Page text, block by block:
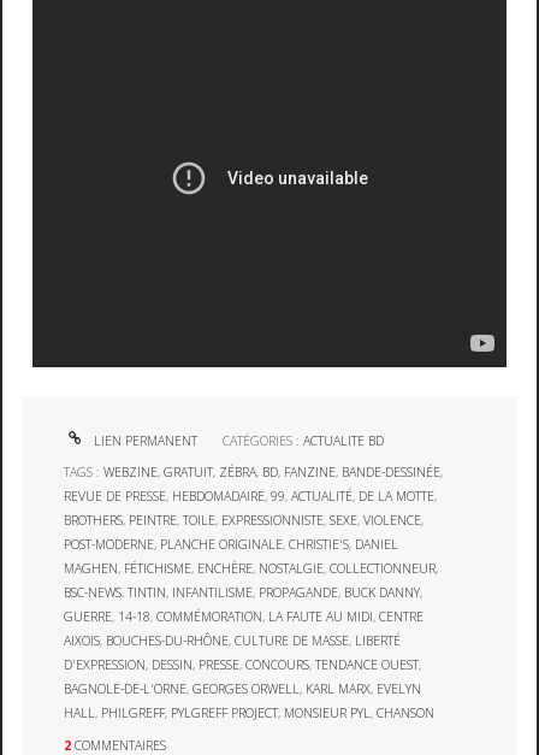
LIEN PERMANENT CATÉGORIES :ACTUALITE BD
TAGS :WEBZINE,GRATUIT, ZÉBRA, BD, FANZINE, BANDE-DESSINÉE,
REVUE DE PRESSE, HEBDOMADAIRE,99,ACTUALITÉ, DE LA MOTTE,
BROTHERS, PEINTRE,TOILE, EXPRESSIONNISTE,SEXE,VIOLENCE,
POST-MODERNE, PLANCHE ORIGINALE,CHRISTIE'S, DANIEL
MAGHEN, FÉTICHISME, ENCHÈRE, NOSTALGIE,COLLECTIONNEUR,
BSC-NEWS,TINTIN, INFANTILISME, PROPAGANDE, BUCK DANNY,
GUERRE, 14-18,COMMÉMORATION, LA FAUTE AU MIDI,CENTRE
AIXOIS, BOUCHES-DU-RHÔNE,CULTURE DE MASSE, LIBERTÉ
D'EXPRESSION, DESSIN, PRESSE,CONCOURS,TENDANCE OUEST,
BAGNOLE-DE-L'ORNE,GEORGES ORWELL, KARL MARX, EVELYN
HALL, PHILGREFF, PYLGREFF PROJECT, MONSIEUR PYL,CHANSON
2 COMMENTAIRES